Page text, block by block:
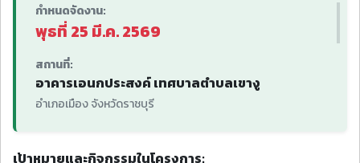
กำหนดจัดงาน:
พุธที่ 25 มี.ค. 2569
สถานที่:
อาคารเอนกประสงค์ เทศบาลตำบลเขางู
อำเภอเมือง จังหวัดราชบุรี
เป้าหมายและกิจกรรมในโครงการ: